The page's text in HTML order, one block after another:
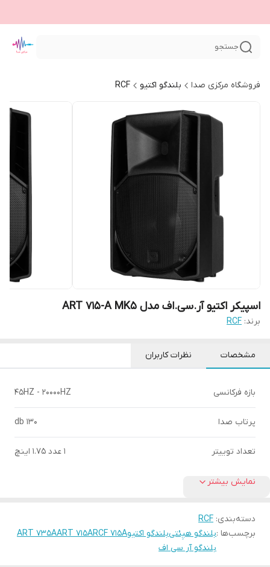
جستجو
فروشگاه مرکزی صدا بلندگو اکتیو RCF
اسپیکر اکتیو آر.سی.اف مدل ART 715-A MK5
برند: RCF
مشخصات نظرات کاربران
بازه فرکانسی 45HZ - 20000HZ
پرتاب صدا 130 db
تعداد توییتر 1 عدد 1.75 اینچ
نمایش بیشتر
دسته‌بندی:
RCF
برچسب‌ها :بلندگو هیِئتیبلندگو اکتیوRCF 715A
ART 715A
ART 735A
بلندگو آر سی اف